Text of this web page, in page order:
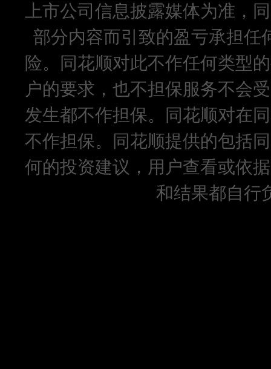
上市公司信息披露媒体为准，
部分内容而引致的盈亏承担任
险。同花顺对此不作任何类型
户的要求，也不担保服务不会
发生都不作担保。同花顺对在
不作担保。同花顺提供的包括
何的投资建议，用户查看或依
和结果都自行